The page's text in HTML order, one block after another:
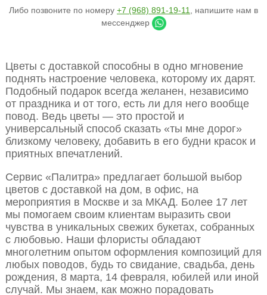
Либо позвоните по номеру +7 (968) 891-19-11
, напишите нам в
мессенджер
Цветы с доставкой способны в одно мгновение
поднять настроение человека, которому их дарят.
Подобный подарок всегда желанен, независимо
от праздника и от того, есть ли для него вообще
повод. Ведь цветы — это простой и
универсальный способ сказать «ты мне дорог»
близкому человеку, добавить в его будни красок и
приятных впечатлений.
Сервис «Палитра» предлагает большой выбор
цветов с доставкой на дом, в офис, на
мероприятия в Москве и за МКАД. Более 17 лет
мы помогаем своим клиентам выразить свои
чувства в уникальных свежих букетах, собранных
с любовью. Наши флористы обладают
многолетним опытом оформления композиций для
любых поводов, будь то свидание, свадьба, день
рождения, 8 марта, 14 февраля, юбилей или иной
случай. Мы знаем, как можно порадовать